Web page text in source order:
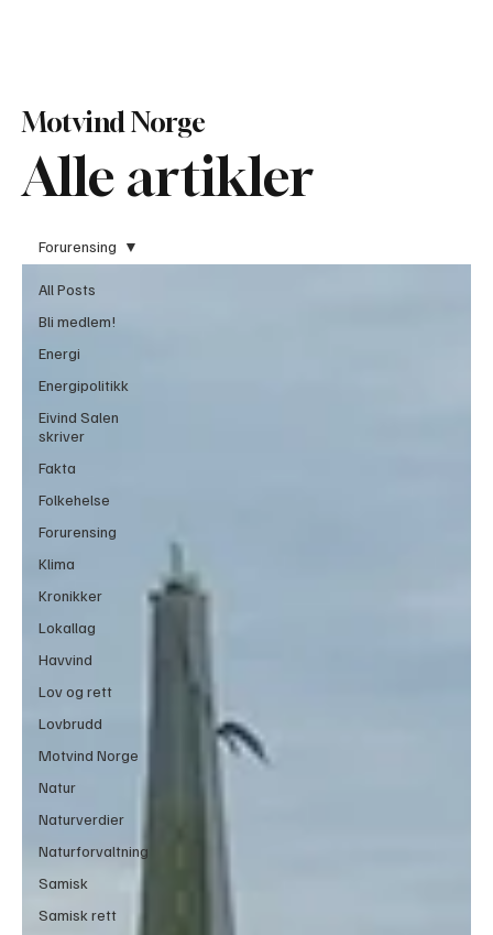
Alle artikler
Motvind Norge
All Posts
Bli medlem!
Energi
Energipolitikk
Eivind Salen
skriver
Fakta
Folkehelse
Forurensing
Klima
Kronikker
Lokallag
Havvind
Lov og rett
Lovbrudd
Motvind Norge
Natur
Naturverdier
Naturforvaltning
Samisk
Samisk rett
Forurensing